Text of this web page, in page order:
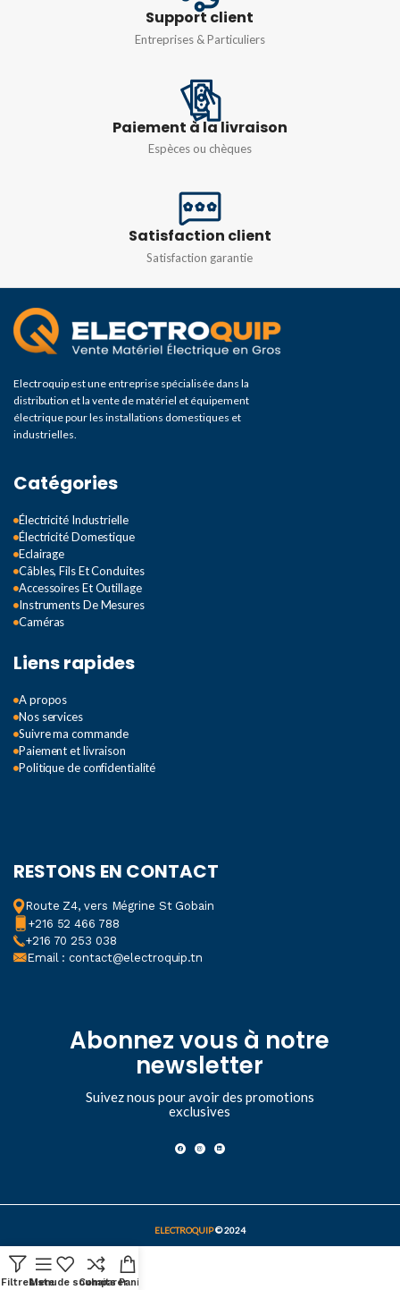
Support client
Entreprises & Particuliers
Paiement à la livraison
Espèces ou chèques
Satisfaction client
Satisfaction garantie
Electroquip est une entreprise spécialisée dans la
distribution et la vente de matériel et équipement
électrique pour les installations domestiques et
industrielles.
Catégories
Électricité Industrielle
Électricité Domestique
Eclairage
Câbles, Fils Et Conduites
Accessoires Et Outillage
Instruments De Mesures
Caméras
Liens rapides
A propos
Nos services
Suivre ma commande
Paiement et livraison
Politique de confidentialité
RESTONS EN CONTACT
Route Z4, vers Mégrine St Gobain
+216 52 466 788
+216 70 253 038
Email : contact@electroquip.tn
Abonnez vous à notre
newsletter
Suivez nous pour avoir des promotions
exclusives
ELECTROQUIP© 2024
FiltresMenu
Liste de souhaits
ComparerPanier